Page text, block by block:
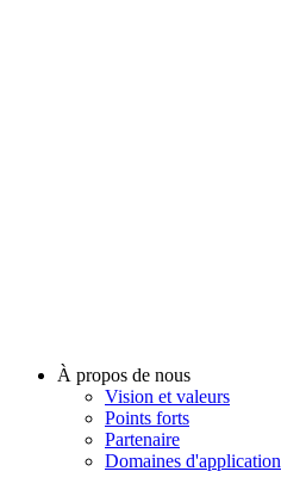
À propos de nous
Vision et valeurs
Points forts
Partenaire
Domaines d'application